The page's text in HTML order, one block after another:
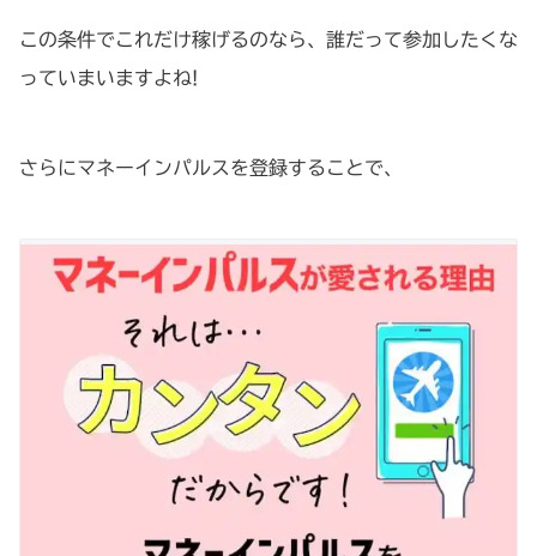
この条件でこれだけ稼げるのなら、誰だって参加したくな
っていまいますよね!
さらにマネーインパルスを登録することで、